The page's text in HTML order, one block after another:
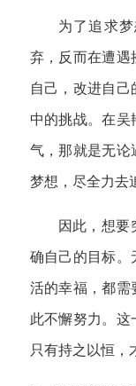
为了追求
弃，反而在遭遇
自己，改进自
中的挑战。在吴
气，那就是无论
梦想，尽全力去
因此，想要
确自己的目标。
活的幸福，都需
此不懈努力。这
只有持之以恒，